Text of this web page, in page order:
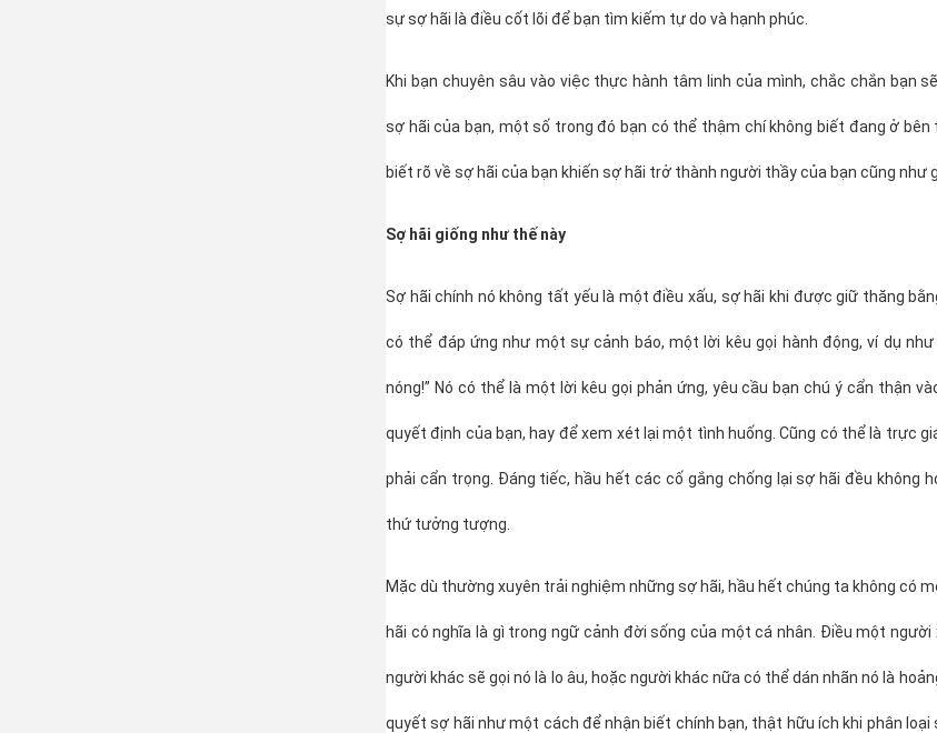
sự sợ hãi là điều cốt lõi để bạn tìm kiếm tự do và hạnh phúc.
Khi bạn chuyên sâu vào việc thực hành tâm linh của mình, chắc chắn bạn
sợ hãi của bạn, một số trong đó bạn có thể thậm chí không biết đang ở bên
biết rõ về sợ hãi của bạn khiến sợ hãi trở thành người thầy của bạn cũng như
Sợ hãi giống như thế này
Sợ hãi chính nó không tất yếu là một điều xấu, sợ hãi khi được giữ thăng
có thể đáp ứng như một sự cảnh báo, một lời kêu gọi hành động, ví dụ như
nóng!” Nó có thể là một lời kêu gọi phản ứng, yêu cầu bạn chú ý cẩn thận
quyết định của bạn, hay để xem xét lại một tình huống. Cũng có thể là trực
phải cẩn trọng. Đáng tiếc, hầu hết các cố gắng chống lại sợ hãi đều không
thứ tưởng tượng.
Mặc dù thường xuyên trải nghiệm những sợ hãi, hầu hết chúng ta không có
hãi có nghĩa là gì trong ngữ cảnh đời sống của một cá nhân. Điều một người
người khác sẽ gọi nó là lo âu, hoặc người khác nữa có thể dán nhãn nó là
quyết sợ hãi như một cách để nhận biết chính bạn, thật hữu ích khi phân loại